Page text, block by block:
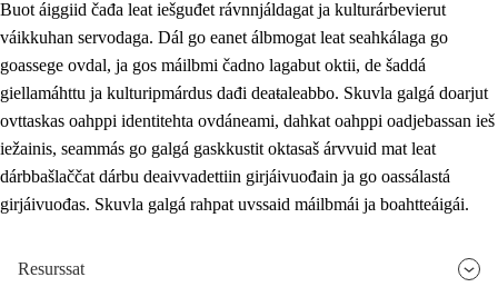
Buot áiggiid čađa leat iešguđet rávnnjáldagat ja kulturárbevierut
váikkuhan servodaga. Dál go eanet álbmogat leat seahkálaga go
goassege ovdal, ja gos máilbmi čadno lagabut oktii, de šaddá
giellamáhttu ja kulturipmárdus dađi deaŧaleabbo. Skuvla galgá doarjut
ovttaskas oahppi identitehta ovdáneami, dahkat oahppi oadjebassan ieš
iežainis, seammás go galgá gaskkustit oktasaš árvvuid mat leat
dárbbašlaččat dárbu deaivvadettiin girjáivuođain ja go oassálastá
girjáivuođas. Skuvla galgá rahpat uvssaid máilbmái ja boahtteáigái.
Resurssat